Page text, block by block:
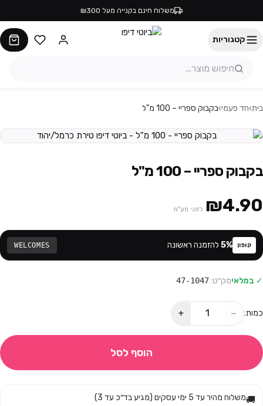
משלוח חינם בקנייה מעל ₪300
קטגוריות
בית›חד פעמי›בקבוק ספריי – 100 מ"ל
בקבוק ספריי – 100 מ"ל
₪4.90 לפני מע"מ
קופון 5% להזמנה ראשונה WELCOMES
✓ במלאימק״ט:47-1047
כמות: −
+
הוסף לסל
🚚משלוח מהיר עד 5 ימי עסקים (מגיע בד״כ עד 3)